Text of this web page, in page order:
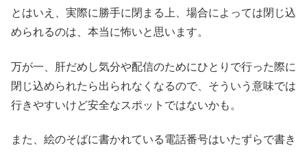
とはいえ、実際に勝手に閉まる上、場合によっては閉じ込
められるのは、本当に怖いと思います。
万が一、肝だめし気分や配信のためにひとりで行った際に
閉じ込められたら出られなくなるので、そういう意味では
行きやすいけど安全なスポットではないかも。
また、絵のそばに書かれている電話番号はいたずらで書き